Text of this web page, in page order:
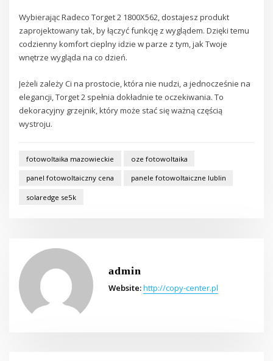
Wybierając Radeco Torget 2 1800X562, dostajesz produkt
zaprojektowany tak, by łączyć funkcję z wyglądem. Dzięki temu
codzienny komfort cieplny idzie w parze z tym, jak Twoje
wnętrze wygląda na co dzień.
Jeżeli zależy Ci na prostocie, która nie nudzi, a jednocześnie na
elegancji, Torget 2 spełnia dokładnie te oczekiwania. To
dekoracyjny grzejnik, który może stać się ważną częścią
wystroju.
fotowoltaika mazowieckie oze fotowoltaika
panel fotowoltaiczny cena panele fotowoltaiczne lublin
solaredge se5k
admin
Website:http://copy-center.pl